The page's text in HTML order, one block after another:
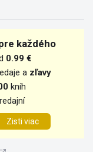
každého
0.99 €
a zľavy
kníh
Zisti viac